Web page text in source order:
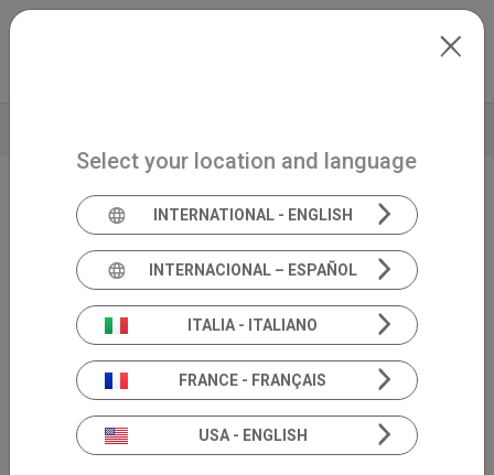
Skip to main content
Audiometro diagnostico
Cello
Select your location and language
INTERNATIONAL - ENGLISH
INTERNACIONAL – ESPAÑOL
ITALIA - ITALIANO
FRANCE - FRANÇAIS
USA - ENGLISH